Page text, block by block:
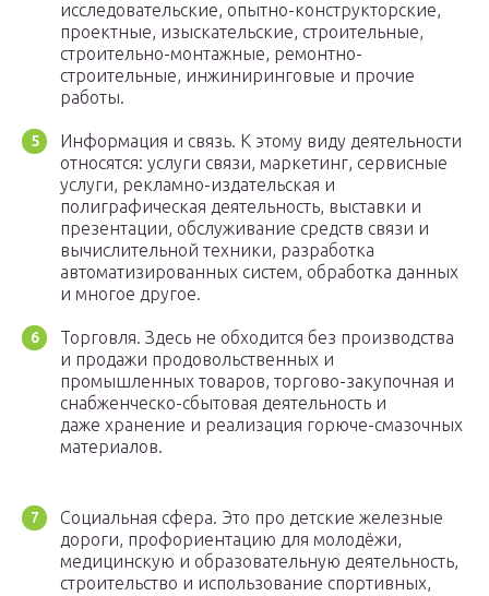
исследовательские, опытно-конструкторские,
проектные, изыскательские, строительные,
строительно-монтажные, ремонтно-
строительные, инжиниринговые и прочие
работы.
Информация и связь. К этому виду деятельности
относятся: услуги связи, маркетинг, сервисные
услуги, рекламно-издательская и
полиграфическая деятельность, выставки и
презентации, обслуживание средств связи и
вычислительной техники, разработка
автоматизированных систем, обработка данных
и многое другое.
Торговля. Здесь не обходится без производства
и продажи продовольственных и
промышленных товаров, торгово-закупочная и
снабженческо-сбытовая деятельность и
даже хранение и реализация горюче-смазочных
материалов.
Cоциальная сфера. Это про детские железные
дороги, профориентацию для молодёжи,
медицинскую и образовательную деятельность,
строительство и использование спортивных,